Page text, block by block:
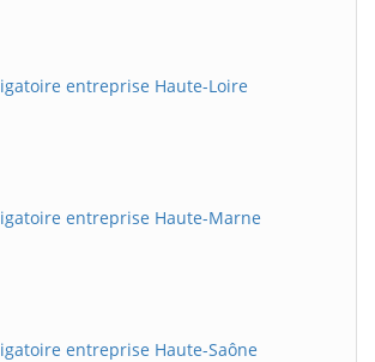
entreprise Haute-Loire
entreprise Haute-Marne
entreprise Haute-Saône